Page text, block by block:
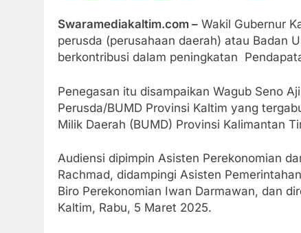
Swaramediakaltim.com – Wakil Gubernur
perusda (perusahaan daerah) atau Badan
berkontribusi dalam peningkatan
Penegasan itu disampaikan Wagub Seno
Perusda/BUMD Provinsi Kaltim yang
Milik Daerah (BUMD) Provinsi Kalimantan
Audiensi dipimpin Asisten Perekonomian
Rachmad, didampingi Asisten
Biro Perekonomian Iwan Darmawan, dan
Kaltim, Rabu, 5 Maret 2025.